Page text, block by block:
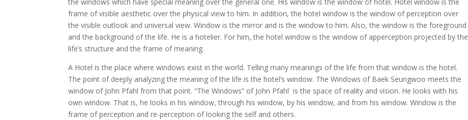
the windows which have special meaning over the general one. His window is the window of hotel. Hotel window is the
frame of visible aesthetic over the physical view to him. In addition, the hotel window is the window of perception over
the visible outlook and universal view. Window is the mirror and is the window to him. Also, the window is the foreground
and the background of the life. He is a hotelier. For him, the hotel window is the window of apperception projected by the
life’s structure and the frame of meaning.
A Hotel is the place where windows exist in the world. Telling many meanings of the life from that window is the hotel.
The point of deeply analyzing the meaning of the life is the hotel’s window. The Windows of Baek Seungwoo meets the
window of John Pfahl from that point. “The Windows” of John Pfahl is the space of reality and vision. He looks with his
own window. That is, he looks in his window, through his window, by his window, and from his window. Window is the
frame of perception and re-perception of looking the self and others.